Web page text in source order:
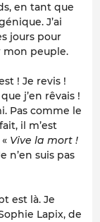
en tant que
J’ai
jours pour
mon peuple.
! Je revis !
j’en rêvais !
Pas comme le
il m’est
Vive la mort !
n’en suis pas
est là. Je
Lapix, de